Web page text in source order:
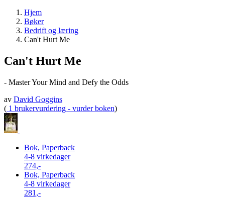
Hjem
Bøker
Bedrift og læring
Can't Hurt Me
Can't Hurt Me
- Master Your Mind and Defy the Odds
av David Goggins
( 1 brukervurdering - vurder boken)
Bok, Paperback
4-8 virkedager
274,-
Bok, Paperback
4-8 virkedager
281,-